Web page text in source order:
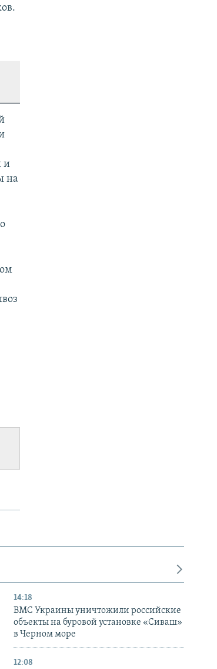
и
на
14:18
ВМС Украины уничтожили российские
объекты на буровой установке «Сиваш»
в Черном море
12:08